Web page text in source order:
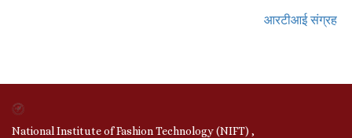
आरटीआई संग्रह
National Institute of Fashion Technology (NIFT) ,